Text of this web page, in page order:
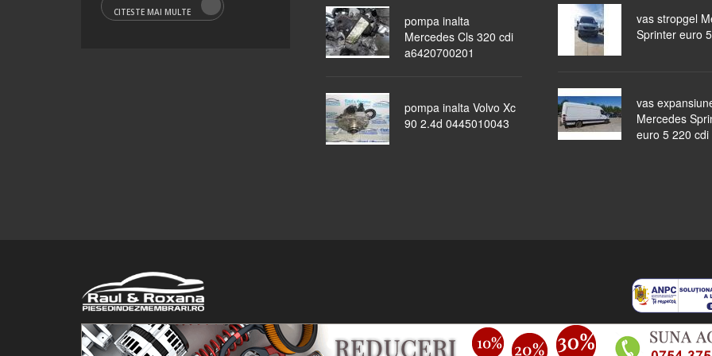
CITESTE MAI MULTE
pompa inalta
Mercedes Cls 320 cdi
a6420700201
pompa inalta Volvo Xc
90 2.4d 0445010043
vas stropgel
Sprinter euro
vas
Mercedes
euro 5 220 cdi
© 2016 Raul&Roxana SRL. Toate drepturile rezervate. piese auto masini dezmembrate ocazii lichidari